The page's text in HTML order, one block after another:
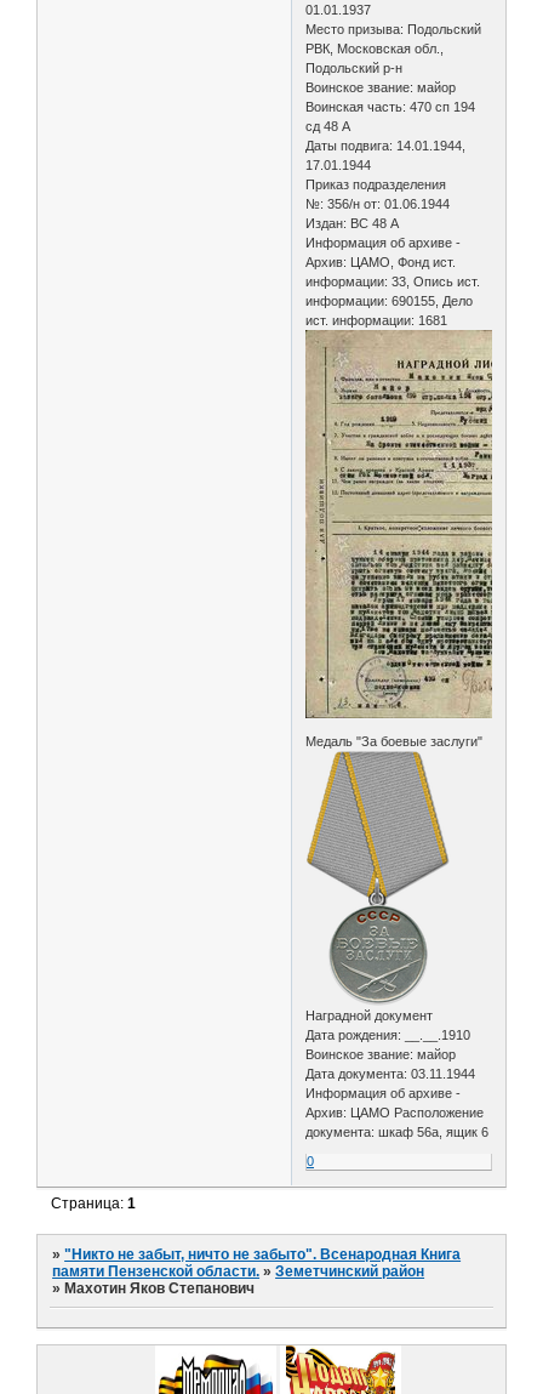
01.01.1937
Место призыва: Подольский
РВК, Московская обл.,
Подольский р-н
Воинское звание: майор
Воинская часть: 470 сп 194
сд 48 А
Даты подвига: 14.01.1944,
17.01.1944
Приказ подразделения
№: 356/н от: 01.06.1944
Издан: ВС 48 А
Информация об архиве -
Архив: ЦАМО, Фонд ист.
информации: 33, Опись ист.
информации: 690155, Дело
ист. информации: 1681
Медаль "За боевые заслуги"
Наградной документ
Дата рождения: __.__.1910
Воинское звание: майор
Дата документа: 03.11.1944
Информация об архиве -
Архив: ЦАМО Расположение
документа: шкаф 56а, ящик 6
0
Страница:1
»"Никто не забыт, ничто не забыто". Всенародная Книга
памяти Пензенской области. »Земетчинский район
» Махотин Яков Степанович